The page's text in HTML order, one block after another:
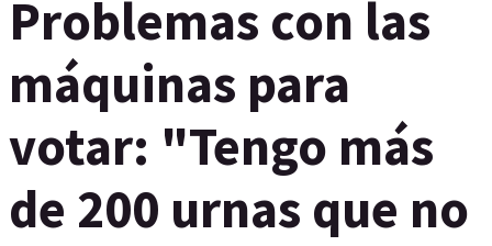
Problemas con las
máquinas para
votar: "Tengo más
de 200 urnas que no